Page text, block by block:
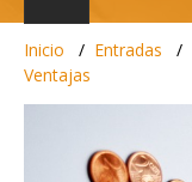
Inicio Entradas
Ventajas